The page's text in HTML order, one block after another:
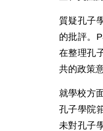
質疑孔子
的批評。
在整理孔
共的政策
就學校方
孔子學院
未對孔子